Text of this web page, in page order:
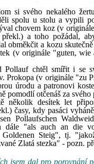
si svého nekalého
spolu u stolu a vypili
chovem koz (v
a toho požádal,
obměkčit a kozu
(v originále "guten,
Pollauf chtěl smířit i se
Prokopa (v originále "zu
úrodu a patronovi
pomodlí otčenáš za
několik desítek let
časy, kdy pasáci
Pollaufschen
dále "als auch an die
Goldenen Steig", tj.
Zlatá stezka" - pozn.
jsem dal pro